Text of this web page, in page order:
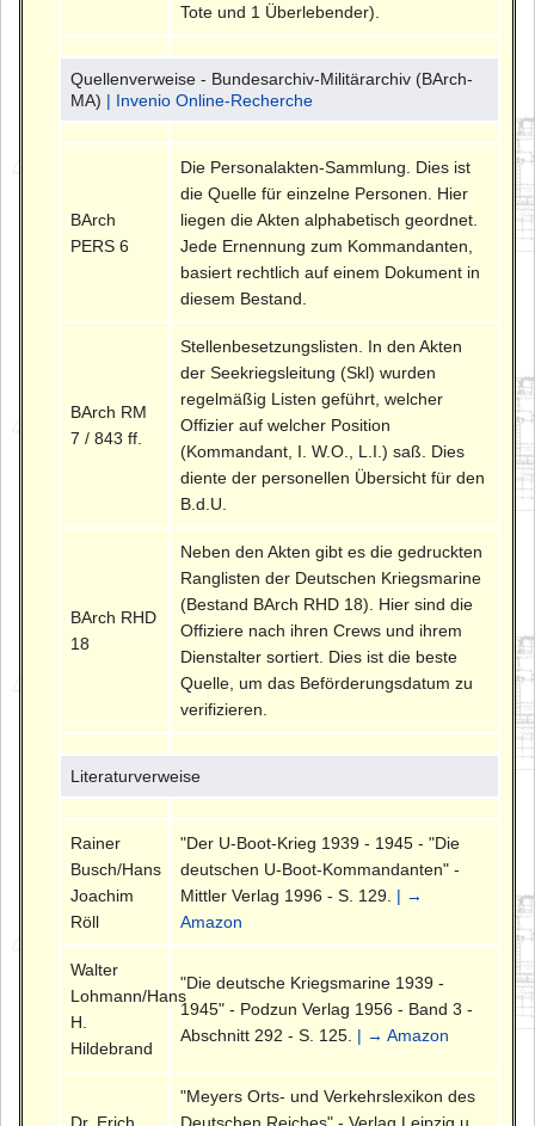
Tote und 1 Überlebender).
Quellenverweise - Bundesarchiv-Militärarchiv (BArch-
MA) | Invenio Online-Recherche
BArch
PERS 6
Die Personalakten-Sammlung. Dies ist
die Quelle für einzelne Personen. Hier
liegen die Akten alphabetisch geordnet.
Jede Ernennung zum Kommandanten,
basiert rechtlich auf einem Dokument in
diesem Bestand.
BArch RM
7 / 843 ff.
Stellenbesetzungslisten. In den Akten
der Seekriegsleitung (Skl) wurden
regelmäßig Listen geführt, welcher
Offizier auf welcher Position
(Kommandant, I. W.O., L.I.) saß. Dies
diente der personellen Übersicht für den
B.d.U.
BArch RHD
18
Neben den Akten gibt es die gedruckten
Ranglisten der Deutschen Kriegsmarine
(Bestand BArch RHD 18). Hier sind die
Offiziere nach ihren Crews und ihrem
Dienstalter sortiert. Dies ist die beste
Quelle, um das Beförderungsdatum zu
verifizieren.
Literaturverweise
Rainer
Busch/Hans
Joachim
Röll
"Der U-Boot-Krieg 1939 - 1945 - "Die
deutschen U-Boot-Kommandanten" -
Mittler Verlag 1996 - S. 129. | →
Amazon
Walter
Lohmann/Hans
H.
Hildebrand
"Die deutsche Kriegsmarine 1939 -
1945" - Podzun Verlag 1956 - Band 3 -
Abschnitt 292 - S. 125. | → Amazon
"Meyers Orts- und Verkehrslexikon des